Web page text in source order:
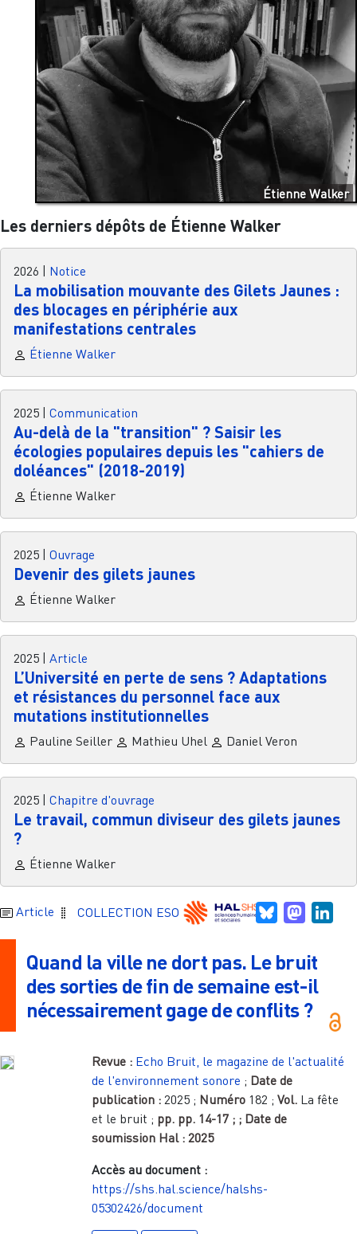
Étienne Walker
Les derniers dépôts de Étienne Walker
2026 Notice
La mobilisation mouvante des Gilets Jaunes :
des blocages en périphérie aux
manifestations centrales
Étienne Walker
2025 Communication
Au-delà de la "transition" ? Saisir les
écologies populaires depuis les "cahiers de
doléances" (2018-2019)
Étienne Walker
2025 Ouvrage
Devenir des gilets jaunes
Étienne Walker
2025 Article
L’Université en perte de sens ? Adaptations
et résistances du personnel face aux
mutations institutionnelles
Pauline Seiller Mathieu Uhel Daniel Veron
2025 Chapitre d'ouvrage
Le travail, commun diviseur des gilets jaunes
?
Étienne Walker
Article COLLECTION ESO Bluesky
Quand la ville ne dort pas. Le bruit
des sorties de fin de semaine est-il
nécessairement gage de conflits ?
Revue : Echo Bruit, le magazine de l'actualité
de l'environnement sonore ; Date de
publication : 2025 ; Numéro 182 ;Vol. La fête
et le bruit ; pp. pp. 14-17 ; ; Date de
soumission Hal : 2025
Accès au document :
https://shs.hal.science/halshs-
05302426/document